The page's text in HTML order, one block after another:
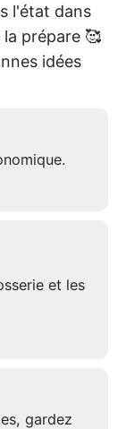
l'état dans
prépare 🥰
idées
et les
gardez